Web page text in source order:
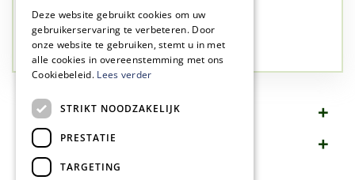
✅77 jaar familie bedrijf
✅Groen, dat is wat we doen
Omschrijving
Specificaties
Deze website gebruikt cookies om uw
gebruikerservaring te verbeteren. Door
onze website te gebruiken, stemt u in met
alle cookies in overeenstemming met ons
Cookiebeleid. Lees verder
STRIKT NOODZAKELIJK
PRESTATIE
TARGETING